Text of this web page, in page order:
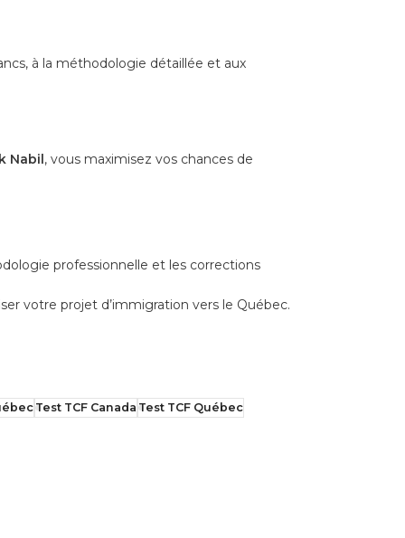
à la méthodologie détaillée et aux
Nabil, vous maximisez vos chances de
professionnelle et les corrections
votre projet d’immigration vers le Québec.
Test TCF Canada Test TCF Québec